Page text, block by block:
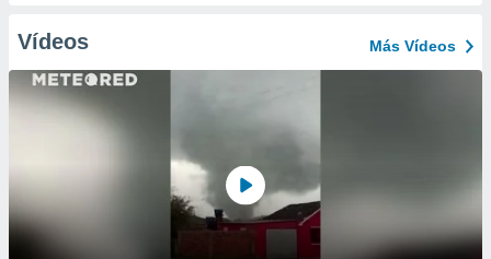
Vídeos Más Vídeos